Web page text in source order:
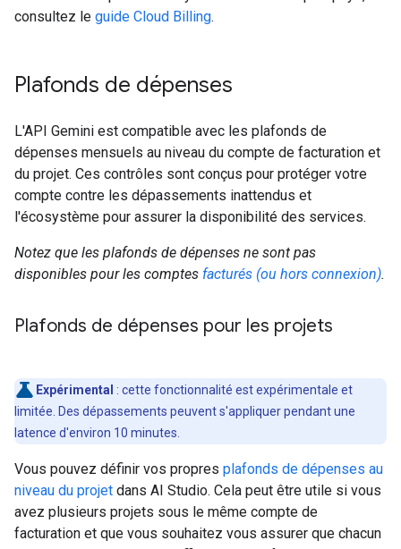
consultez le guide Cloud Billing.
Plafonds de dépenses
L'API Gemini est compatible avec les plafonds de
dépenses mensuels au niveau du compte de facturation et
du projet. Ces contrôles sont conçus pour protéger votre
compte contre les dépassements inattendus et
l'écosystème pour assurer la disponibilité des services.
Notez que les plafonds de dépenses ne sont pas
disponibles pour les comptes facturés (ou hors connexion).
Plafonds de dépenses pour les projets
Expérimental : cette fonctionnalité est expérimentale et
limitée. Des dépassements peuvent s'appliquer pendant une
latence d'environ 10 minutes.
Vous pouvez définir vos propres plafonds de dépenses au
niveau du projet dans AI Studio. Cela peut être utile si vous
avez plusieurs projets sous le même compte de
facturation et que vous souhaitez vous assurer que chacun